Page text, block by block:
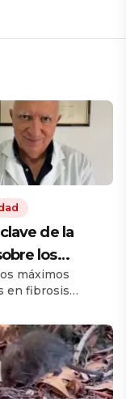
de la
los
el mensaje
y otro posible
en puerta
máximos
en fibrosis
en salud sea
remedio más
igual acción. Tras
de la Corte
dudas entre